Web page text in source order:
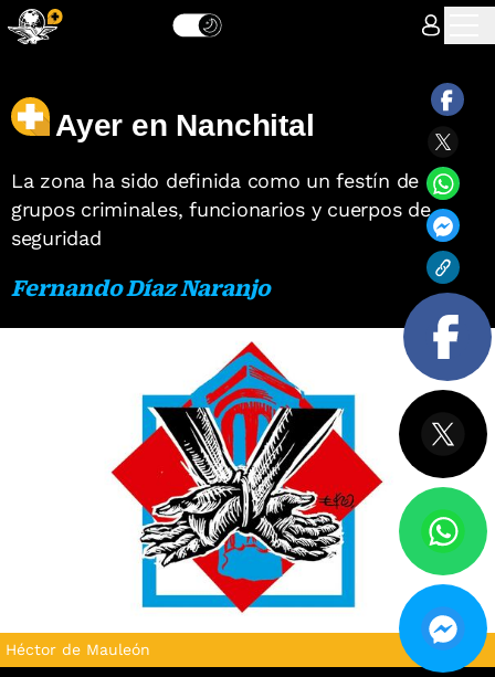
Ayer en Nanchital
La zona ha sido definida como un festín de
grupos criminales, funcionarios y cuerpos de
seguridad
Fernando Díaz Naranjo
Héctor de Mauleón